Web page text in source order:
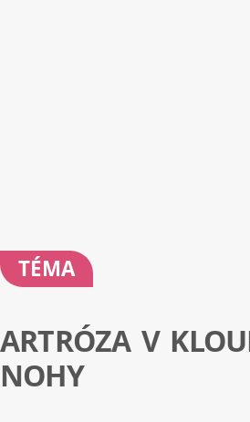
TÉMA
ARTRÓZA V
NOHY